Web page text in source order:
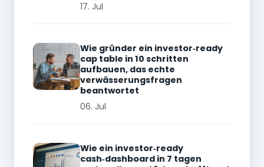
17. Jul
Wie gründer ein investor‑ready
cap table in 10 schritten
aufbauen, das echte
verwässerungsfragen
beantwortet
06. Jul
Wie ein investor‑ready
cash‑dashboard in 7 tagen